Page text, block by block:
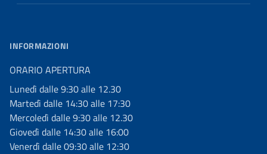
INFORMAZIONI
ORARIO APERTURA
Lunedì dalle 9:30 alle 12.30
Martedì dalle 14:30 alle 17:30
Mercoledì dalle 9:30 alle 12.30
Giovedì dalle 14:30 alle 16:00
Venerdì dalle 09:30 alle 12:30